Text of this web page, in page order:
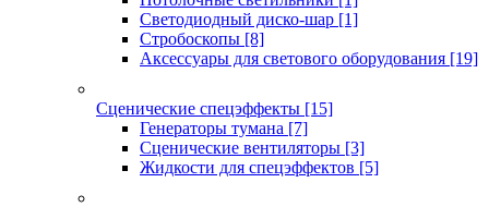
Светодиодный диско-шар [1]
Стробоскопы [8]
Аксессуары для светового оборудования [19]
Сценические спецэффекты [15]
Генераторы тумана [7]
Сценические вентиляторы [3]
Жидкости для спецэффектов [5]